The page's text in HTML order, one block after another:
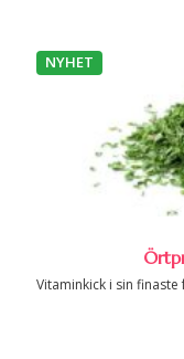
NYHET
Vitaminkick i sin